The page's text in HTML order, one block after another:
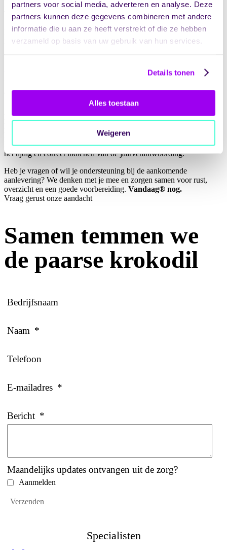
partners voor social media, adverteren en analyse. Deze
partners kunnen deze gegevens combineren met andere
informatie die u aan ze heeft verstrekt of die ze hebben
verzameld op basis van uw gebruik van hun services.
Details tonen
Alles toestaan
Weigeren
jaar.
De wettelijke deadline van 1 juni blijft bestaan, maar er is nu meer
ruimte om de verantwoording zorgvuldig aan te leveren.
ondersteunt zorg- en jeugdaanbieders bij:
het bepalen van de verantwoordingsplicht;
het opstellen van de jaarrekening zorg;
het aanvragen van (eventueel) uitstel;
het tijdig en correct indienen van de jaarverantwoording.
Heb je vragen of wil je ondersteuning bij de aankomende
aanlevering? We denken met je mee en zorgen samen voor rust,
overzicht en een goede voorbereiding. Vandaag® nog.
Vraag gerust onze aandacht
Samen temmen we
de paarse krokodil
Bedrijfsnaam
Naam *
Telefoon
E-mailadres *
Bericht *
Maandelijks updates ontvangen uit de zorg?
Aanmelden
Specialisten